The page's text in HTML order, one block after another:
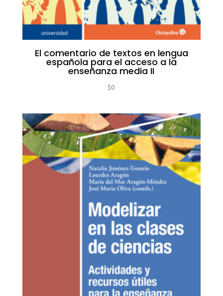
El comentario de textos en lengua
española para el acceso a la
enseñanza media II
$0